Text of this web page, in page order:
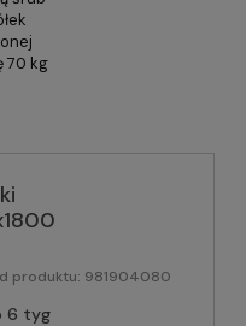
70 kg
produktu: 981904080
6 tyg